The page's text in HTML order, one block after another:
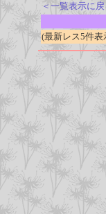
＜一覧表示に戻
(最新レス5件表